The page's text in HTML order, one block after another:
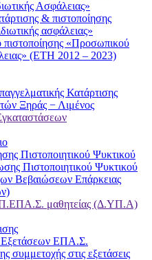
Ασφάλειας»
& πιστοποίησης
ασφάλειας»
πιστοποίησης «Προσωπικού
(ΕΤΗ 2012 – 2023)
Κατάρτισης
Ξηράς − Λιμένος
Πιστοποιητικού Ψυκτικού
Πιστοποιητικού Ψυκτικού
Βεβαιώσεων Επάρκειας
μαθητείας (Δ.ΥΠ.Α)
Εξετάσεων ΕΠΑ.Σ.
συμμετοχής στις εξετάσεις